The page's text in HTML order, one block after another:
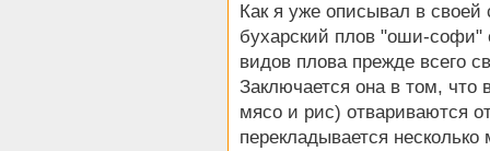
Как я уже описывал в своей
бухарский плов "оши-софи"
видов плова прежде всего
Заключается она в том, что
мясо и рис) отвариваются
перекладывается